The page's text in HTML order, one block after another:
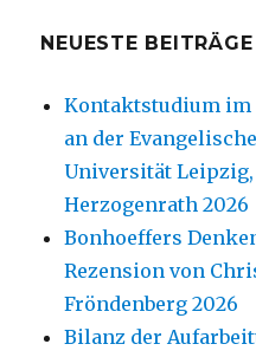
NEUESTE BEITRÄGE
Kontaktstudium im
an der
Universität Leipzig,
Herzogenrath 2026
Bonhoeffers
Rezension von
Fröndenberg 2026
Bilanz der